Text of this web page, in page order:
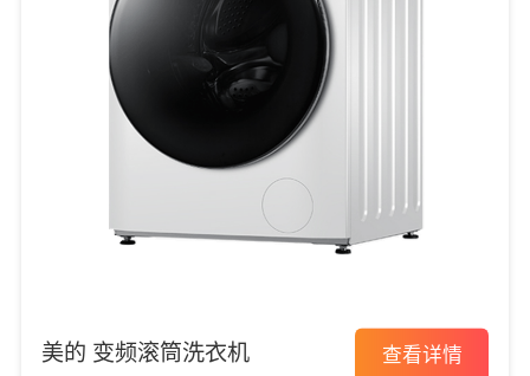
美的 变频滚筒洗衣机 查看详情